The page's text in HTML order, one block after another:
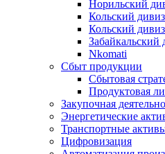
Норильский
Кольский
Кольский
Забайкальский
Nkomati
Сбыт продукции
Сбытовая
Продуктовая
Закупочная
Энергетические
Транспортные
Цифровизация